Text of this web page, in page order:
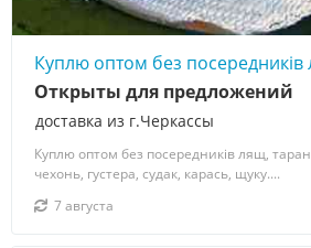
Куплю оптом без посередників
доставка из г.Черкассы
Открыты для предложений
Куплю оптом без посередників лящ,
чехонь, густера, судак, карась, щуку....
7 августа